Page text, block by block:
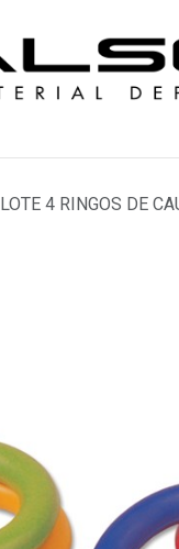
LOTE 4 RINGOS DE